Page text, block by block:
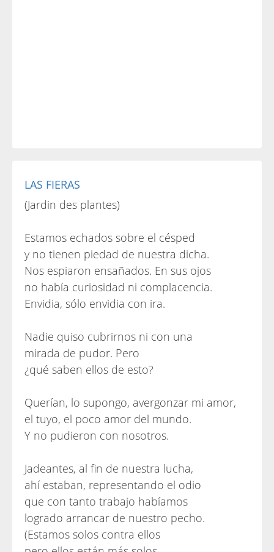
LAS FIERAS
(Jardin des plantes)
Estamos echados sobre el césped
y no tienen piedad de nuestra dicha.
Nos espiaron ensañados. En sus ojos
no había curiosidad ni complacencia.
Envidia, sólo envidia con ira.
Nadie quiso cubrirnos ni con una
mirada de pudor. Pero
¿qué saben ellos de esto?
Querían, lo supongo, avergonzar mi amor,
el tuyo, el poco amor del mundo.
Y no pudieron con nosotros.
Jadeantes, al fin de nuestra lucha,
ahí estaban, representando el odio
que con tanto trabajo habíamos
logrado arrancar de nuestro pecho.
(Estamos solos contra ellos